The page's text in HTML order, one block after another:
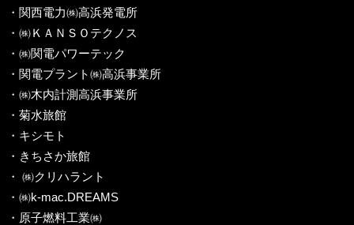
・関西電力㈱高浜発電所
・㈱ＫＡＮＳＯテクノス
・㈱関電パワーテック
・関電プラント㈱高浜事業所
・㈱木内計測高浜事業所
・菊水旅館
・キシモト
・きちさか旅館
・ ㈱クリハラント
・㈱k-mac.DREAMS
・原子燃料工業㈱